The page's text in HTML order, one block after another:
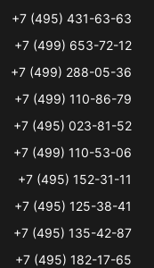
+7 (495) 431-63-63
+7 (499) 653-72-12
+7 (499) 288-05-36
+7 (499) 110-86-79
+7 (495) 023-81-52
+7 (499) 110-53-06
+7 (495) 152-31-11
+7 (495) 125-38-41
+7 (495) 135-42-87
+7 (495) 182-17-65